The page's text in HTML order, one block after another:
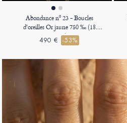
Abondance nº 23 - Boucles
d'oreilles Or jaune 750 ‰ (18
carats)
490 € -53%